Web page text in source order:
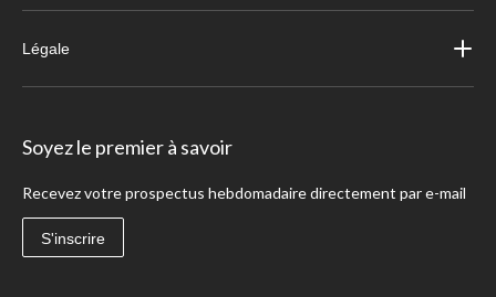
Légale
Soyez le premier à savoir
Recevez votre prospectus hebdomadaire directement par e-mail
S'inscrire